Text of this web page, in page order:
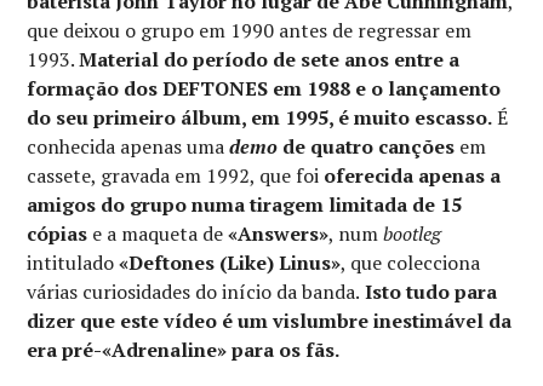
que deixou o grupo em 1990 antes de regressar em
1993.Material do período de sete anos entre a
formação dos DEFTONES em 1988 e o lançamento
do seu primeiro álbum, em 1995, é muito escasso.É
conhecida apenas umademo de quatro canções em
cassete, gravada em 1992, que foi oferecida apenas a
amigos do grupo numa tiragem limitada de 15
cópias e a maqueta de«Answers», numbootleg
intitulado«Deftones (Like) Linus», que colecciona
várias curiosidades do início da banda. Isto tudo para
dizer que este vídeo é um vislumbre inestimável da
era pré-«Adrenaline» para os fãs.